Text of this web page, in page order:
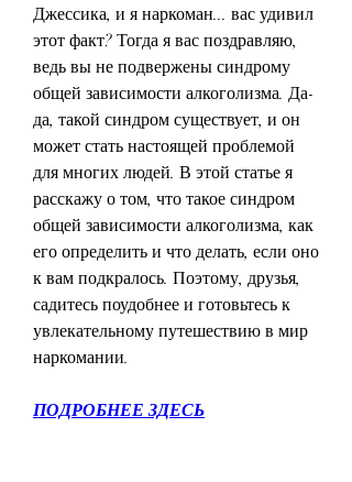
Джессика, и я наркоман... вас удивил
этот факт? Тогда я вас поздравляю,
ведь вы не подвержены синдрому
общей зависимости алкоголизма. Да-
да, такой синдром существует, и он
может стать настоящей проблемой
для многих людей. В этой статье я
расскажу о том, что такое синдром
общей зависимости алкоголизма, как
его определить и что делать, если оно
к вам подкралось. Поэтому, друзья,
садитесь поудобнее и готовьтесь к
увлекательному путешествию в мир
наркомании.
ПОДРОБНЕЕ ЗДЕСЬ